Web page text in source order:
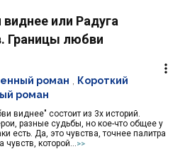
или Радуга
Границы любви
виднее" состоит из 3х историй.
разные судьбы, но кое-что общее у
есть. Да, это чувства, точнее палитра
чувств, которой...
>>
роман
Короткий
роман